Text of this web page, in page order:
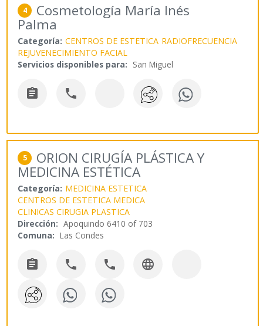
4 Cosmetología María Inés
Palma
Categoría: CENTROS DE ESTETICA RADIOFRECUENCIA
REJUVENECIMIENTO FACIAL
Servicios disponibles para: San Miguel
 
5 ORION CIRUGÍA PLÁSTICA Y
MEDICINA ESTÉTICA
Categoría: MEDICINA ESTETICA
CENTROS DE ESTETICA MEDICA
CLINICAS CIRUGIA PLASTICA
Dirección: Apoquindo 6410 of 703
Comuna: Las Condes
   